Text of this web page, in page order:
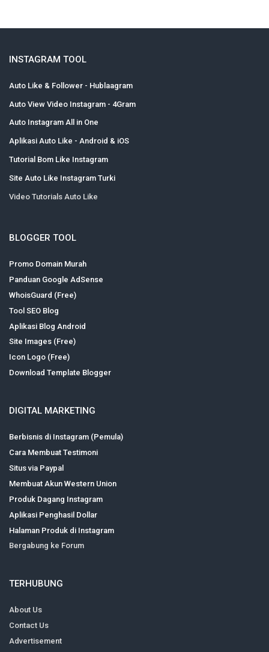
INSTAGRAM TOOL
Auto Like & Follower - Hublaagram
Auto View Video Instagram - 4Gram
Auto Instagram All in One
Aplikasi Auto Like - Android & iOS
Tutorial Bom Like Instagram
Site Auto Like Instagram Turki
Video Tutorials Auto Like
BLOGGER TOOL
Promo Domain Murah
Panduan Google AdSense
WhoisGuard (Free)
Tool SEO Blog
Aplikasi Blog Android
Site Images (Free)
Icon Logo (Free)
Download Template Blogger
DIGITAL MARKETING
Berbisnis di Instagram (Pemula)
Cara Membuat Testimoni
Situs via Paypal
Membuat Akun Western Union
Produk Dagang Instagram
Aplikasi Penghasil Dollar
Halaman Produk di Instagram
Bergabung ke Forum
TERHUBUNG
About Us
Contact Us
Advertisement